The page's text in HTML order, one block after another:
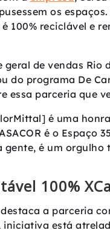
os
100% reciclável e
geral de vendas Rio
do programa De
essa parceria que
é uma
é o Espaço
é um
100%
a parceria
está